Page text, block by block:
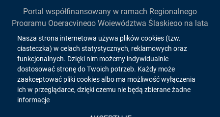
Portal współfinansowany w ramach Regionalnego
Programu Operacyjnego Województwa Śląskiego na lata
2014-2020
działanie 2.1. "Wsparcie rozwoju cyfrowych usług
publicznych"
Informacja
o
cookies!
Nasza strona internetowa używa plików cookies (tzw.
ciasteczka) w celach statystycznych, reklamowych oraz
funkcjonalnych. Dzięki nim możemy indywidualnie
dostosować stronę do Twoich potrzeb. Każdy może
zaakceptować pliki cookies albo ma możliwość wyłączenia
ich w przeglądarce, dzięki czemu nie będą zbierane żadne
informacje